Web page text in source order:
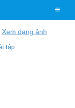
T
o
Xem dạng ảnh
tập